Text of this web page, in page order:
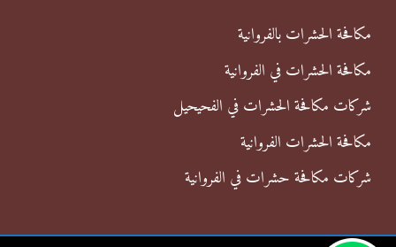
مكافحة الحشرات بالفروانية
مكافحة الحشرات في الفروانية
شركات مكافحة الحشرات في الفحيحيل
مكافحة الحشرات الفروانية
شركات مكافحة حشرات في الفروانية